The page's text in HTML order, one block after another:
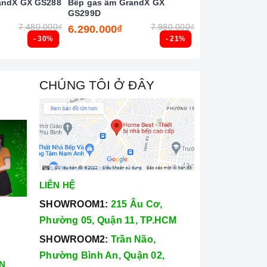
- 30%
GX GS288
7.480.000₫
- 21%
Bếp gas âm GrandX GX
GS299D
6.290.000₫ 7.980.000₫
CHÚNG TÔI Ở ĐÂY
LIÊN HỆ
SHOWROOM1: 215 Âu Cơ,
Phường 05, Quận 11, TP.HCM
SHOWROOM2: Trần Não,
Phường Bình An, Quận 02,